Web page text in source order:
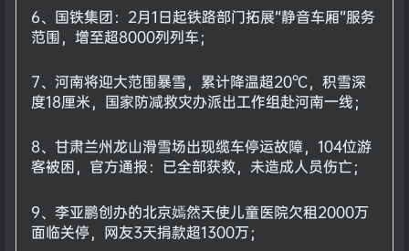
6、国铁集团：2月1日起铁路部门拓展“静音车厢”服务
范围，增至超8000列列车；
7、河南将迎大范围暴雪，累计降温超20℃，积雪深
度18厘米，国家防减救灾办派出工作组赴河南一线；
8、甘肃兰州龙山滑雪场出现缆车停运故障，104位游
客被困，官方通报：已全部获救，未造成人员伤亡；
9、李亚鹏创办的北京嫣然天使儿童医院欠租2000万
面临关停，网友3天捐款超1300万；